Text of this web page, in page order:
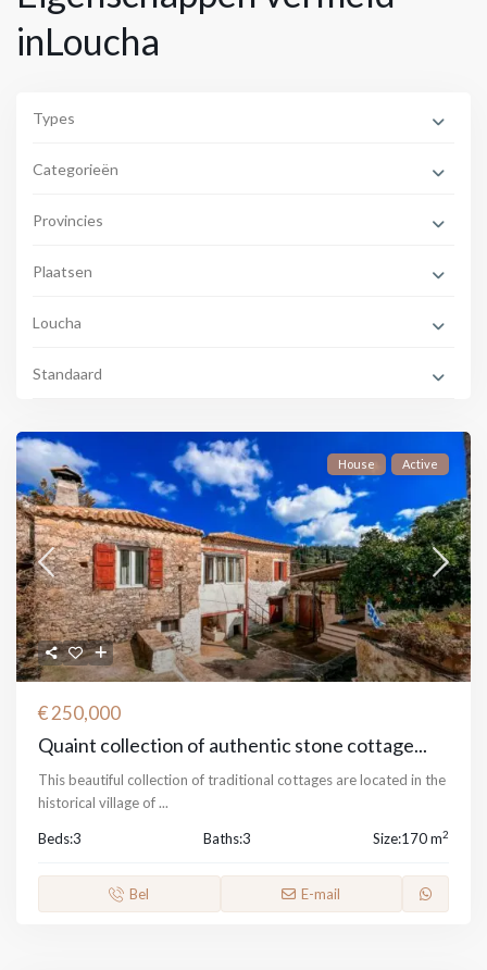
inLoucha
Types
Categorieën
Provincies
Plaatsen
Loucha
Standaard
House Active
€ 250,000
Quaint collection of authentic stone cottage...
This beautiful collection of traditional cottages are located in the
historical village of...
Beds:3 Baths:3 Size:170 m2
Bel E-mail